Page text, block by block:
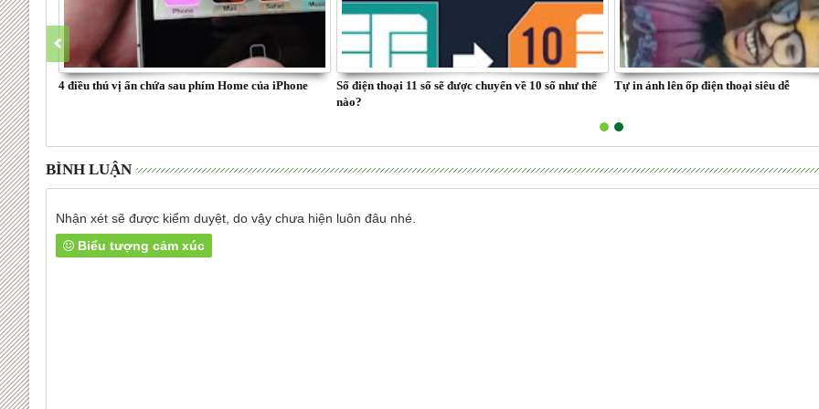
4 điều thú vị ẩn chứa sau phím Home của iPhone
Số điện thoại 11 số sẽ được chuyển về 10 số như thế
nào?
Tự in ảnh lên ốp điện thoại siêu dễ
BÌNH LUẬN
Nhận xét sẽ được kiểm duyệt, do vậy chưa hiện luôn đâu nhé.
Biểu tượng cảm xúc